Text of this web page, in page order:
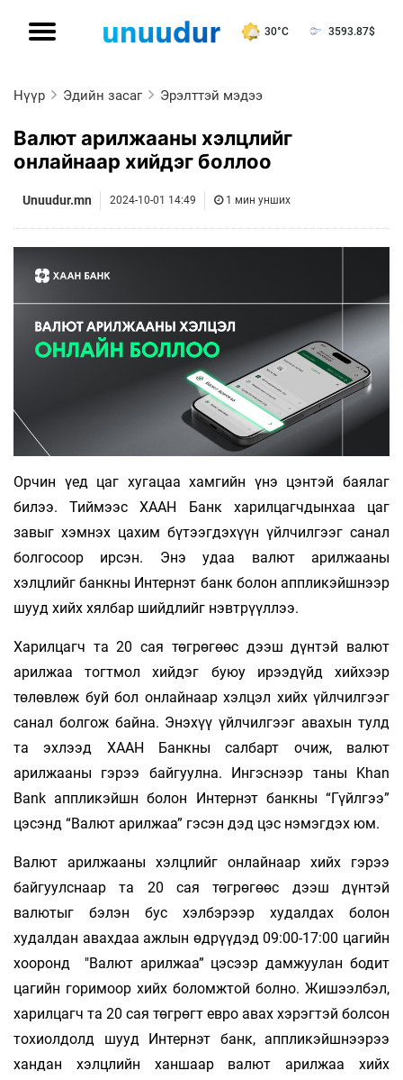
30°C 3593.87$
Нүүр Эдийн засаг Эрэлттэй мэдээ
Валют арилжааны хэлцлийг
онлайнаар хийдэг боллоо
Unuudur.mn 2024-10-01 14:49 1 мин унших
Орчин үед цаг хугацаа хамгийн үнэ цэнтэй баялаг
билээ. Тиймээс ХААН Банк харилцагчдынхаа цаг
завыг хэмнэх цахим бүтээгдэхүүн үйлчилгээг санал
болгосоор ирсэн. Энэ удаа валют арилжааны
хэлцлийг банкны Интернэт банк болон аппликэйшнээр
шууд хийх хялбар шийдлийг нэвтрүүллээ.
Харилцагч та 20 сая төгрөгөөс дээш дүнтэй валют
арилжаа тогтмол хийдэг буюу ирээдүйд хийхээр
төлөвлөж буй бол онлайнаар хэлцэл хийх үйлчилгээг
санал болгож байна. Энэхүү үйлчилгээг авахын тулд
та эхлээд ХААН Банкны салбарт очиж, валют
арилжааны гэрээ байгуулна. Ингэснээр таны Khan
Bank аппликэйшн болон Интернэт банкны “Гүйлгээ”
цэсэнд “Валют арилжаа” гэсэн дэд цэс нэмэгдэх юм.
Валют арилжааны хэлцлийг онлайнаар хийх гэрээ
байгуулснаар та 20 сая төгрөгөөс дээш дүнтэй
валютыг бэлэн бус хэлбэрээр худалдах болон
худалдан авахдаа ажлын өдрүүдэд 09:00-17:00 цагийн
хооронд "Валют арилжаа” цэсээр дамжуулан бодит
цагийн горимоор хийх боломжтой болно. Жишээлбэл,
харилцагч та 20 сая төгрөгт евро авах хэрэгтэй болсон
тохиолдолд шууд Интернэт банк, аппликэйшнээрээ
хандан хэлцлийн ханшаар валют арилжаа хийх